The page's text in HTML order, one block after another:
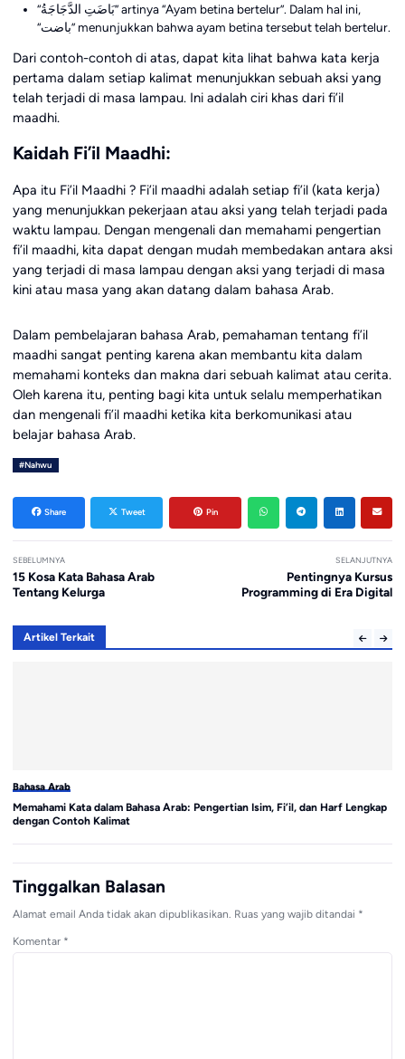
“بَاضَتِ الدَّجَاجَةُ” artinya “Ayam betina bertelur”. Dalam hal ini,
“باضت” menunjukkan bahwa ayam betina tersebut telah bertelur.
Dari contoh-contoh di atas, dapat kita lihat bahwa kata kerja
pertama dalam setiap kalimat menunjukkan sebuah aksi yang
telah terjadi di masa lampau. Ini adalah ciri khas dari fi’il
maadhi.
Kaidah Fi’il Maadhi:
Apa itu Fi’il Maadhi ? Fi’il maadhi adalah setiap fi’il (kata kerja)
yang menunjukkan pekerjaan atau aksi yang telah terjadi pada
waktu lampau. Dengan mengenali dan memahami pengertian
fi’il maadhi, kita dapat dengan mudah membedakan antara aksi
yang terjadi di masa lampau dengan aksi yang terjadi di masa
kini atau masa yang akan datang dalam bahasa Arab.
Dalam pembelajaran bahasa Arab, pemahaman tentang fi’il
maadhi sangat penting karena akan membantu kita dalam
memahami konteks dan makna dari sebuah kalimat atau cerita.
Oleh karena itu, penting bagi kita untuk selalu memperhatikan
dan mengenali fi’il maadhi ketika kita berkomunikasi atau
belajar bahasa Arab.
#Nahwu
Share Tweet Pin
SEBELUMNYA
15 Kosa Kata Bahasa Arab
Tentang Kelurga
SELANJUTNYA
Pentingnya Kursus
Programming di Era Digital
Artikel Terkait
Bahasa Arab
Memahami Kata dalam Bahasa Arab: Pengertian Isim, Fi’il, dan Harf Lengkap
dengan Contoh Kalimat
Tinggalkan Balasan
Alamat email Anda tidak akan dipublikasikan. Ruas yang wajib ditandai *
Komentar *